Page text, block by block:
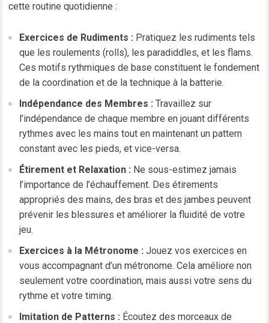
cette routine quotidienne :
Exercices de Rudiments : Pratiquez les rudiments tels
que les roulements (rolls), les paradiddles, et les flams.
Ces motifs rythmiques de base constituent le fondement
de la coordination et de la technique à la batterie.
Indépendance des Membres : Travaillez sur
l’indépendance de chaque membre en jouant différents
rythmes avec les mains tout en maintenant un pattern
constant avec les pieds, et vice-versa.
Étirement et Relaxation : Ne sous-estimez jamais
l’importance de l’échauffement. Des étirements
appropriés des mains, des bras et des jambes peuvent
prévenir les blessures et améliorer la fluidité de votre
jeu.
Exercices à la Métronome : Jouez vos exercices en
vous accompagnant d’un métronome. Cela améliore non
seulement votre coordination, mais aussi votre sens du
rythme et votre timing.
Imitation de Patterns : Écoutez des morceaux de